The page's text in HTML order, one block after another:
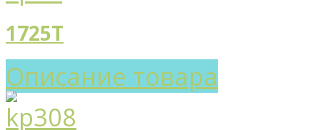
1725T
Описание товара